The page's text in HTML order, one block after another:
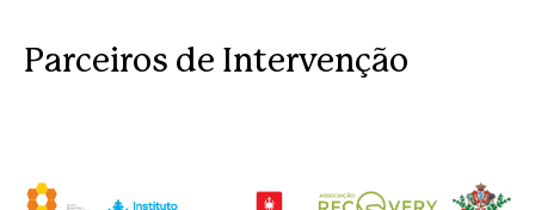
Parceiros de Intervenção